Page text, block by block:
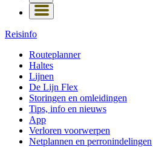
Reisinfo
Routeplanner
Haltes
Lijnen
De Lijn Flex
Storingen en omleidingen
Tips, info en nieuws
App
Verloren voorwerpen
Netplannen en perronindelingen